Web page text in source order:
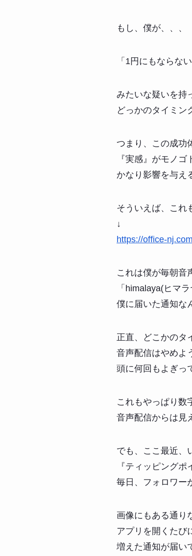
もし、僕が、、、
「1円にもならな
みたいな疑いを持
どっかのタイミン
つまり、この成功
『実感』がモノゴ
かなり影響を与え
そういえば、これ
↓
https://office-
これは僕が毎朝音
「himalaya(ヒマ
僕に届いた通知な
正直、どこかのタ
音声配信はやめ
頭に何回もよぎっ
これもやっぱり数
音声配信からは見
でも、ここ最近、
『ティッピングポ
毎日、フォロワー
画像にもある通り
アプリを開くたび
増えた通知が届い